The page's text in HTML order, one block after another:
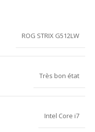
ROG STRIX G512LW
Très bon état
Intel Core i7